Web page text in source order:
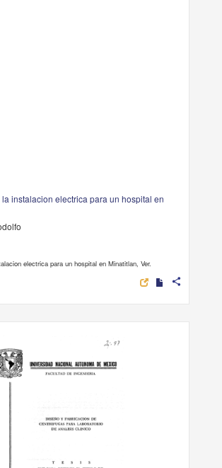
instalacion electrica para un hospital en
electrica para un hospital en Minatitlan, Ver.
share